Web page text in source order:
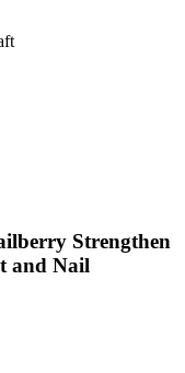
Strengthen
and Nail